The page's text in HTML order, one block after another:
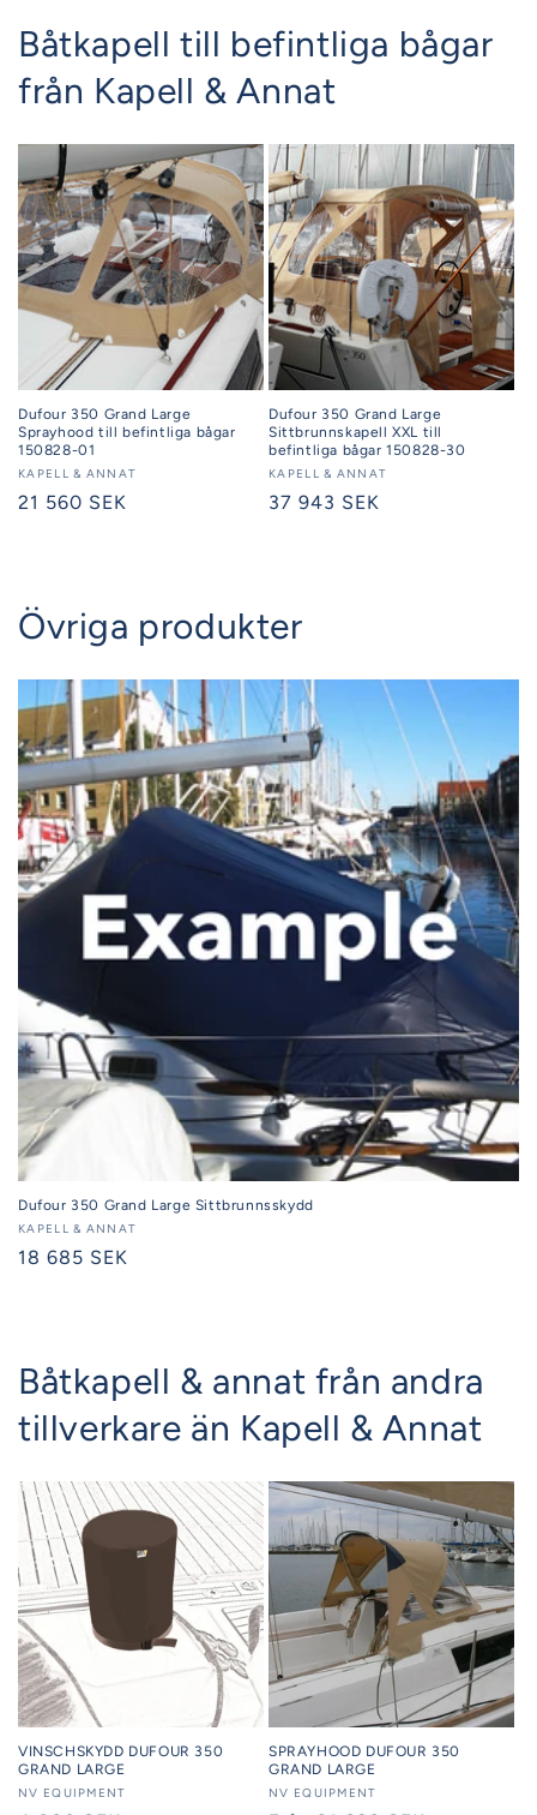
Båtkapell till befintliga bågar
från Kapell & Annat
Dufour 350 Grand Large
Sprayhood till befintliga bågar
150828-01
Säljare:
KAPELL & ANNAT
Ordinarie
21 560 SEK
Dufour 350 Grand Large
Sittbrunnskapell XXL till
befintliga bågar 150828-30
Säljare:
KAPELL & ANNAT
Ordinarie
37 943 SEK
Övriga produkter
Dufour 350 Grand Large Sittbrunnsskydd
Säljare:
KAPELL & ANNAT
Ordinarie
18 685 SEK
Båtkapell & annat från andra
tillverkare än Kapell & Annat
VINSCHSKYDD DUFOUR 350
GRAND LARGE
Säljare:
NV EQUIPMENT
SPRAYHOOD DUFOUR 350
GRAND LARGE
Säljare:
NV EQUIPMENT